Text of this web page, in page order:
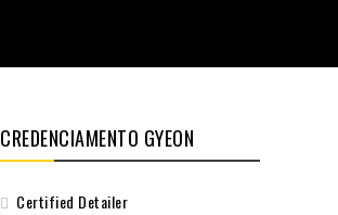
CREDENCIAMENTO GYEON
Certified Detailer